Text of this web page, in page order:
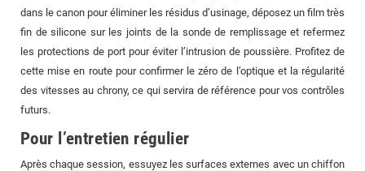
dans le canon pour éliminer les résidus d’usinage, déposez un film très
fin de silicone sur les joints de la sonde de remplissage et refermez
les protections de port pour éviter l’intrusion de poussière. Profitez de
cette mise en route pour confirmer le zéro de l’optique et la régularité
des vitesses au chrony, ce qui servira de référence pour vos contrôles
futurs.
Pour l’entretien régulier
Après chaque session, essuyez les surfaces externes avec un chiffon